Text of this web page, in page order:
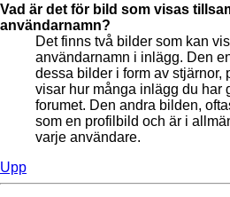
Vad är det för bild som visas
användarnamn?
Det finns två bilder som kan
användarnamn i inlägg. Den
dessa bilder i form av stjärnor,
visar hur många inlägg du har
forumet. Den andra bilden,
som en profilbild och är i
varje användare.
Upp